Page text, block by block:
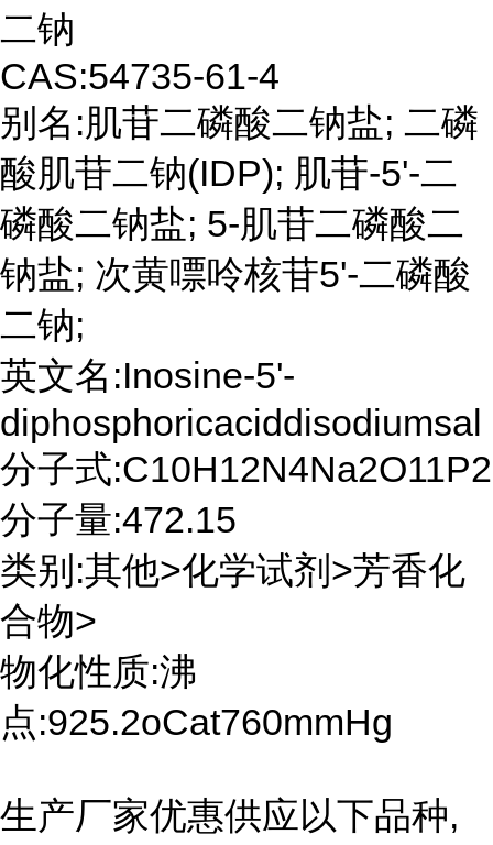
二钠
CAS:54735-61-4
别名:肌苷二磷酸二钠盐; 二磷
酸肌苷二钠(IDP); 肌苷-5'-二
磷酸二钠盐; 5-肌苷二磷酸二
钠盐; 次黄嘌呤核苷5'-二磷酸
二钠;
英文名:Inosine-5'-
diphosphoricaciddisodiumsal
分子式:C10H12N4Na2O11P2
分子量:472.15
类别:其他>化学试剂>芳香化
合物>
物化性质:沸
点:925.2oCat760mmHg
生产厂家优惠供应以下品种,